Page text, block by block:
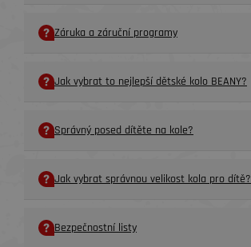
Záruka a záruční programy
Jak vybrat to nejlepší dětské kolo BEANY?
Správný posed dítěte na kole?
Jak vybrat správnou velikost kola pro dítě?
Bezpečnostní listy